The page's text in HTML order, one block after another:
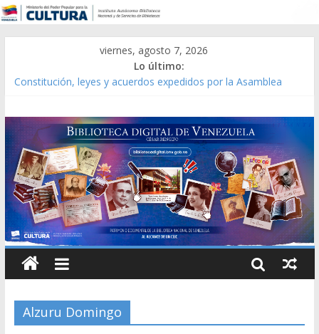
viernes, agosto 7, 2026
Lo último:
Constitución, leyes y acuerdos expedidos por la Asamblea
Modesta Bor Sánchez [material gráfico]
Gaceta Oficial de la República de Venezuela año CXXXIII Mes V,
Caracas 09 de marzo de 2006 N° 38.394
Catálogo temático de obras de Modesta Bor
Alzuru Domingo